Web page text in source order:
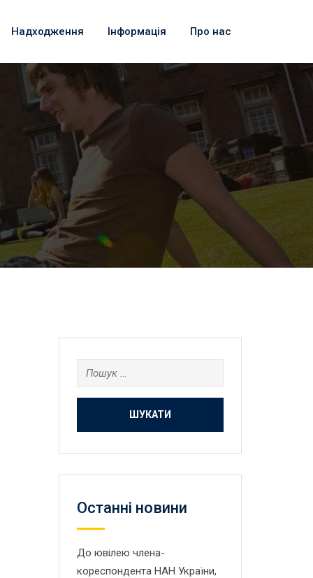
Надходження Інформація Про нас
Пошук:
Останнi новини
До ювілею члена-
кореспондента НАН України,